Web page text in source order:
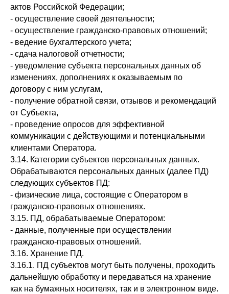
актов Российской Федерации;
- осуществление своей деятельности;
- осуществление гражданско-правовых отношений;
- ведение бухгалтерского учета;
- сдача налоговой отчетности;
- уведомление субъекта персональных данных об
изменениях, дополнениях к оказываемым по
договору с ним услугам,
- получение обратной связи, отзывов и рекомендаций
от Субъекта,
- проведение опросов для эффективной
коммуникации с действующими и потенциальными
клиентами Оператора.
3.14. Категории субъектов персональных данных.
Обрабатываются персональных данных (далее ПД)
следующих субъектов ПД:
- физические лица, состоящие с Оператором в
гражданско-правовых отношениях.
3.15. ПД, обрабатываемые Оператором:
- данные, полученные при осуществлении
гражданско-правовых отношений.
3.16. Хранение ПД.
3.16.1. ПД субъектов могут быть получены, проходить
дальнейшую обработку и передаваться на хранение
как на бумажных носителях, так и в электронном виде.